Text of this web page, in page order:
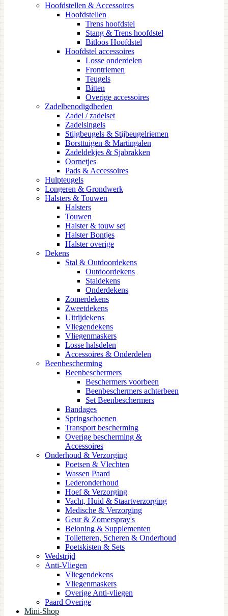
Hoofdstellen & Accessoires
Hoofdstellen
Trens hoofdstel
Stang & Trens hoofdstel
Bitloos Hoofdstel
Hoofdstel accessoires
Losse onderdelen
Frontriemen
Teugels
Bitten
Overige accessoires
Zadelbenodigdheden
Zadel / zadelset
Zadelsingels
Stijgbeugels & Stijbeugelriemen
Borsttuigen & Martingalen
Zadeldekjes & Sjabrakken
Oornetjes
Pads & Accessoires
Hulpteugels
Longeren & Grondwerk
Halsters & Touwen
Halsters
Touwen
Halster & touw set
Halster Bontjes
Halster overige
Dekens
Stal & Outdoordekens
Outdoordekens
Staldekens
Onderdekens
Zomerdekens
Zweetdekens
Uitrijdekens
Vliegendekens
Vliegenmaskers
Losse halsdelen
Accessoires & Onderdelen
Beenbescherming
Beenbeschermers
Beschermers voorbeen
Beenbeschermers achterbeen
Set Beenbeschermers
Bandages
Springschoenen
Transport bescherming
Overige bescherming &
Accessoires
Onderhoud & Verzorging
Poetsen & Vlechten
Wassen Paard
Lederonderhoud
Hoef & Verzorging
Vacht, Huid & Staartverzorging
Medische & Verzorging
Geur & Zomerspray's
Beloning & Supplementen
Toiletteren, Scheren & Onderhoud
Poetskisten & Sets
Wedstrijd
Anti-Vliegen
Vliegendekens
Vliegenmaskers
Overige Anti-vliegen
Paard Overige
Mini-Shop